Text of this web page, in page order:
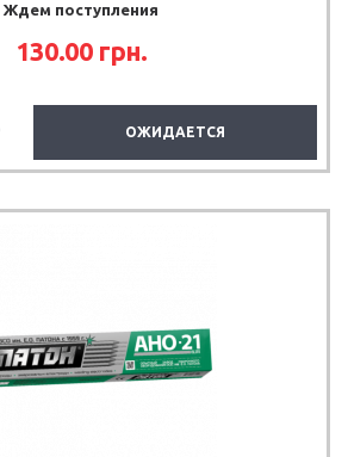
Ждем поступления
130.00 грн.
ОЖИДАЕТСЯ